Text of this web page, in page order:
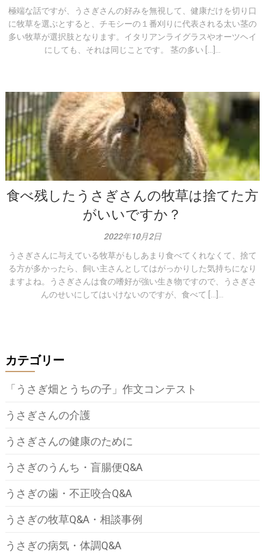
極端な話ですが、うさぎさんの好みを無視して、健康だけを切り口
に牧草を選ぶとすると、チモシーの１番刈りに代表される太い茎の
多い牧草が選択肢となります。イタリアンライグラスやオーツヘイ
にしても、それは同じことです。 茎の多い […]...
食べ残したうさぎさんの牧草は捨てた方
がいいですか？
2022年10月2日
うさぎさんに与えている牧草がもしあまり食べてくれなくて、捨て
る方が多かったら、飼い主さんとしてはがっかりした気持ちになり
ますよね。うさぎさんは食の嗜好が強い生き物ですので、うさぎさ
んのせいにしてはいけないのですが、食べて […]...
カテゴリー
「うさぎ畑とうちの子」作文コンテスト
うさぎさんの介護
うさぎさんの健康のために
うさぎのうんち・盲腸便Q&A
うさぎの歯・不正咬合Q&A
うさぎの牧草Q&A・相談事例
うさぎの病気・体調Q&A